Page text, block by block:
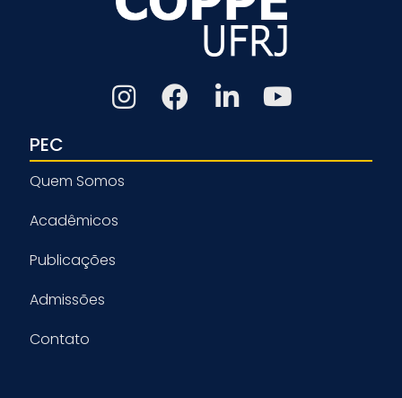
PEC
Quem Somos
Acadêmicos
Publicações
Admissões
Contato